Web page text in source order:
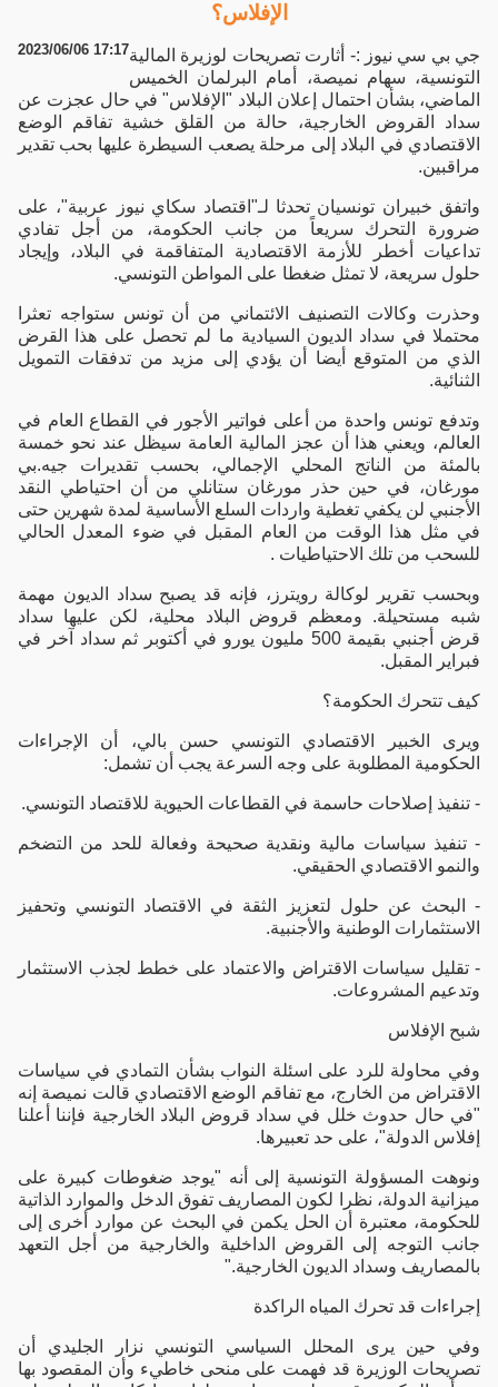
الإفلاس؟
2023/06/06 17:17جي بي سي نيوز :- أثارت تصريحات لوزيرة المالية
التونسية، سهام نميصة، أمام البرلمان الخميس
الماضي، بشأن احتمال إعلان البلاد "الإفلاس" في حال عجزت عن
سداد القروض الخارجية، حالة من القلق خشية تفاقم الوضع
الاقتصادي في البلاد إلى مرحلة يصعب السيطرة عليها بحب تقدير
مراقبين.
واتفق خبيران تونسيان تحدثا لـ"اقتصاد سكاي نيوز عربية"، على
ضرورة التحرك سريعاً من جانب الحكومة، من أجل تفادي
تداعيات أخطر للأزمة الاقتصادية المتفاقمة في البلاد، وإيجاد
حلول سريعة، لا تمثل ضغطا على المواطن التونسي.
وحذرت وكالات التصنيف الائتماني من أن تونس ستواجه تعثرا
محتملا في سداد الديون السيادية ما لم تحصل على هذا القرض
الذي من المتوقع أيضا أن يؤدي إلى مزيد من تدفقات التمويل
الثنائية.
وتدفع تونس واحدة من أعلى فواتير الأجور في القطاع العام في
العالم، ويعني هذا أن عجز المالية العامة سيظل عند نحو خمسة
بالمئة من الناتج المحلي الإجمالي، بحسب تقديرات جيه.بي
مورغان، في حين حذر مورغان ستانلي من أن احتياطي النقد
الأجنبي لن يكفي تغطية واردات السلع الأساسية لمدة شهرين حتى
في مثل هذا الوقت من العام المقبل في ضوء المعدل الحالي
للسحب من تلك الاحتياطيات .
وبحسب تقرير لوكالة رويترز، فإنه قد يصبح سداد الديون مهمة
شبه مستحيلة. ومعظم قروض البلاد محلية، لكن عليها سداد
قرض أجنبي بقيمة 500 مليون يورو في أكتوبر ثم سداد آخر في
فبراير المقبل.
كيف تتحرك الحكومة؟
ويرى الخبير الاقتصادي التونسي حسن بالي، أن الإجراءات
الحكومية المطلوبة على وجه السرعة يجب أن تشمل:
- تنفيذ إصلاحات حاسمة في القطاعات الحيوية للاقتصاد التونسي.
- تنفيذ سياسات مالية ونقدية صحيحة وفعالة للحد من التضخم
والنمو الاقتصادي الحقيقي.
- البحث عن حلول لتعزيز الثقة في الاقتصاد التونسي وتحفيز
الاستثمارات الوطنية والأجنبية.
- تقليل سياسات الاقتراض والاعتماد على خطط لجذب الاستثمار
وتدعيم المشروعات.
شبح الإفلاس
وفي محاولة للرد على اسئلة النواب بشأن التمادي في سياسات
الاقتراض من الخارج، مع تفاقم الوضع الاقتصادي قالت نميصة إنه
"في حال حدوث خلل في سداد قروض البلاد الخارجية فإننا أعلنا
إفلاس الدولة"، على حد تعبيرها.
ونوهت المسؤولة التونسية إلى أنه "يوجد ضغوطات كبيرة على
ميزانية الدولة، نظرا لكون المصاريف تفوق الدخل والموارد الذاتية
للحكومة، معتبرة أن الحل يكمن في البحث عن موارد أخرى إلى
جانب التوجه إلى القروض الداخلية والخارجية من أجل التعهد
بالمصاريف وسداد الديون الخارجية."
إجراءات قد تحرك المياه الراكدة
وفي حين يرى المحلل السياسي التونسي نزار الجليدي أن
تصريحات الوزيرة قد فهمت على منحى خاطيء وأن المقصود بها